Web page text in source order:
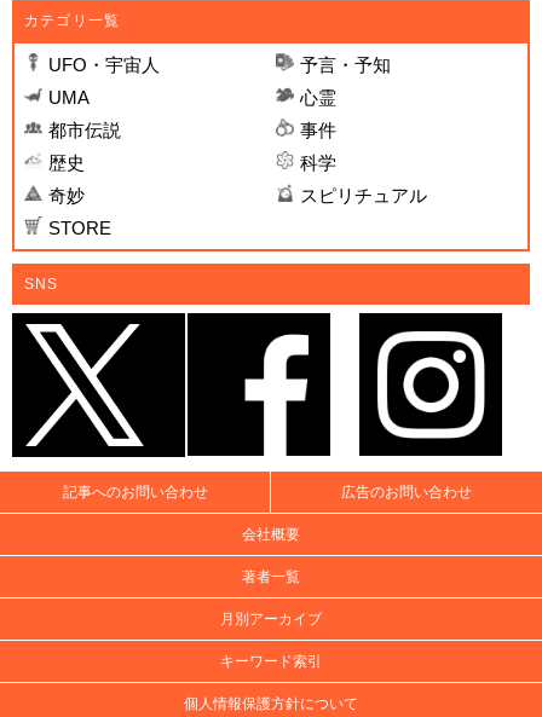
カテゴリ一覧
UFO・宇宙人
予言・予知
UMA
心霊
都市伝説
事件
歴史
科学
奇妙
スピリチュアル
STORE
SNS
記事へのお問い合わせ 広告のお問い合わせ
会社概要
著者一覧
月別アーカイブ
キーワード索引
個人情報保護方針について